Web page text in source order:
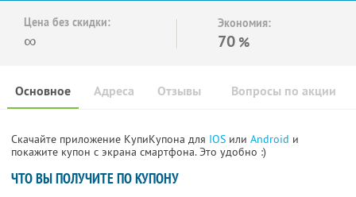
Цена без скидки:
∞
Экономия:
70 %
Основное Отзывы Вопросы по акции
Адреса
Скачайте приложение КупиКупона для IOS или Android и
покажите купон с экрана смартфона. Это удобно :)
ЧТО ВЫ ПОЛУЧИТЕ ПО КУПОНУ